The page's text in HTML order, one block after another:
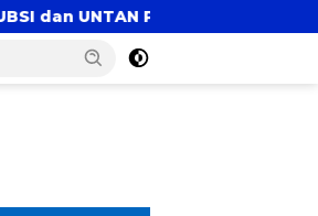
Dharma Lewat Kolaborasi